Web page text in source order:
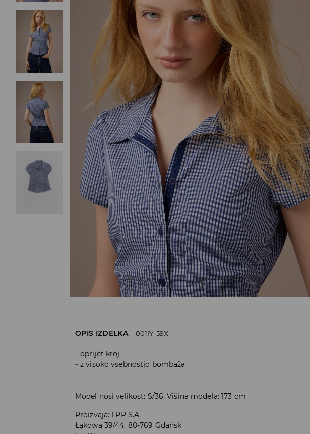
OPIS IZDELKA 001IY-59X
oprijet kroj
z visoko vsebnostjo bombaža
Model nosi velikost: S/36. Višina modela: 173 cm
Proizvaja: LPP S.A.
Łąkowa 39/44, 80-769 Gdańsk